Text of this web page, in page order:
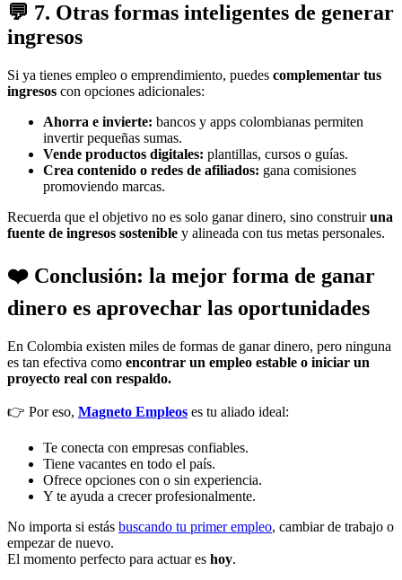
💬 7. Otras formas inteligentes de generar
ingresos
Si ya tienes empleo o emprendimiento, puedes complementar tus
ingresos con opciones adicionales:
Ahorra e invierte: bancos y apps colombianas permiten
invertir pequeñas sumas.
Vende productos digitales: plantillas, cursos o guías.
Crea contenido o redes de afiliados: gana comisiones
promoviendo marcas.
Recuerda que el objetivo no es solo ganar dinero, sino construiruna
fuente de ingresos sostenible y alineada con tus metas personales.
❤️ Conclusión: la mejor forma de ganar
dinero es aprovechar las oportunidades
En Colombia existen miles de formas de ganar dinero, pero ninguna
es tan efectiva como encontrar un empleo estable o iniciar un
proyecto real con respaldo.
👉 Por eso, Magneto Empleos es tu aliado ideal:
Te conecta con empresas confiables.
Tiene vacantes en todo el país.
Ofrece opciones con o sin experiencia.
Y te ayuda a crecer profesionalmente.
No importa si estás buscando tu primer empleo, cambiar de trabajo o
empezar de nuevo.
El momento perfecto para actuar es hoy.